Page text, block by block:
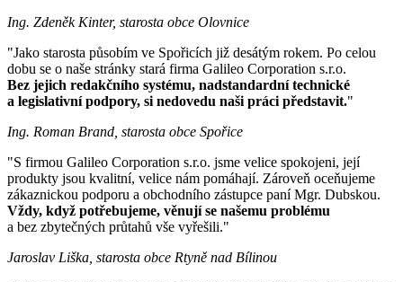
Ing. Zdeněk Kinter, starosta obce Olovnice
"Jako starosta působím ve Spořicích již desátým rokem. Po celou
dobu se o naše stránky stará firma Galileo Corporation s.r.o.
Bez jejich redakčního systému, nadstandardní technické
a legislativní podpory, si nedovedu naši práci představit."
Ing. Roman Brand, starosta obce Spořice
"S firmou Galileo Corporation s.r.o. jsme velice spokojeni, její
produkty jsou kvalitní, velice nám pomáhají. Zároveň oceňujeme
zákaznickou podporu a obchodního zástupce paní Mgr. Dubskou.
Vždy, když potřebujeme, věnují se našemu problému
a bez zbytečných průtahů vše vyřešili."
Jaroslav Liška, starosta obce Rtyně nad Bílinou